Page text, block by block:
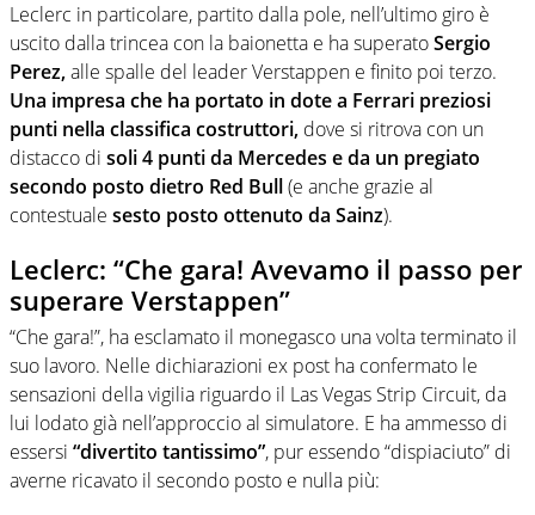
Leclerc in particolare, partito dalla pole, nell’ultimo giro è
uscito dalla trincea con la baionetta e ha superatoSergio
Perez,alle spalle del leader Verstappen e finito poi terzo.
Una impresa che ha portato in dote a Ferrari preziosi
punti nella classifica costruttori, dove si ritrova con un
distacco di soli 4 punti da Mercedes e da un pregiato
secondo posto dietro Red Bull(e anche grazie al
contestuale sesto posto ottenuto da Sainz).
Leclerc: “Che gara! Avevamo il passo per
superare Verstappen”
“Che gara!”, ha esclamato il monegasco una volta terminato il
suo lavoro. Nelle dichiarazioni ex post ha confermato le
sensazioni della vigilia riguardo il Las Vegas Strip Circuit, da
lui lodato già nell’approccio al simulatore. E ha ammesso di
essersi “divertito tantissimo”, pur essendo “dispiaciuto” di
averne ricavato il secondo posto e nulla più: